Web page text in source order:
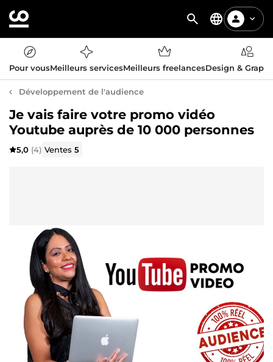
Pour vousMeilleurs servicesMeilleurs freelancesDesign &
Développement de l'audience
Je vais faire votre promo vidéo
Youtube auprès de 10 000 personnes
5,0 (4) Ventes5